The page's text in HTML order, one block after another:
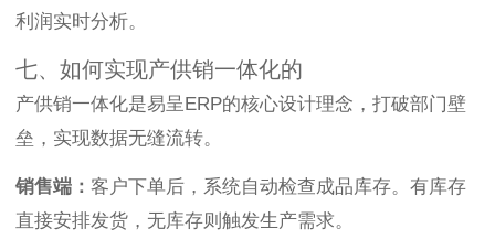
利润实时分析。
七、如何实现产供销一体化的
产供销一体化是易呈ERP的核心设计理念，打破部门壁
垒，实现数据无缝流转。
销售端： 客户下单后，系统自动检查成品库存。有库存
直接安排发货，无库存则触发生产需求。